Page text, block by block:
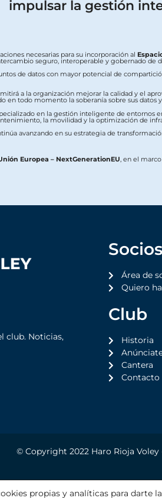
impulsar la gestión
necesarias para su incorporación al
seguro, interoperable y gobernado
de datos con mayor potencial de
a la organización mejorar la calidad y el
en todo momento la soberanía sobre sus datos
en la gestión inteligente de entornos
la movilidad y la optimización de
avanzando en su estrategia de
Europea – NextGenerationEU, en el
club. Noticias,
Socios
Área de
Quiero
Club
Historia
Cantera
Contacto
© Copyright 2022 Haro Rioja Voley
AVISO LEGAL POLÍTICA
propias y analíticas para darte